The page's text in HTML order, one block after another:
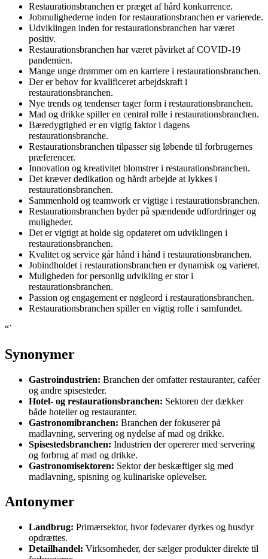
Restaurationsbranchen er præget af hård konkurrence.
Jobmulighederne inden for restaurationsbranchen er varierede.
Udviklingen inden for restaurationsbranchen har været
positiv.
Restaurationsbranchen har været påvirket af COVID-19
pandemien.
Mange unge drømmer om en karriere i restaurationsbranchen.
Der er behov for kvalificeret arbejdskraft i
restaurationsbranchen.
Nye trends og tendenser tager form i restaurationsbranchen.
Mad og drikke spiller en central rolle i restaurationsbranchen.
Bæredygtighed er en vigtig faktor i dagens
restaurationsbranche.
Restaurationsbranchen tilpasser sig løbende til forbrugernes
præferencer.
Innovation og kreativitet blomstrer i restaurationsbranchen.
Det kræver dedikation og hårdt arbejde at lykkes i
restaurationsbranchen.
Sammenhold og teamwork er vigtige i restaurationsbranchen.
Restaurationsbranchen byder på spændende udfordringer og
muligheder.
Det er vigtigt at holde sig opdateret om udviklingen i
restaurationsbranchen.
Kvalitet og service går hånd i hånd i restaurationsbranchen.
Jobindholdet i restaurationsbranchen er dynamisk og varieret.
Muligheden for personlig udvikling er stor i
restaurationsbranchen.
Passion og engagement er nøgleord i restaurationsbranchen.
Restaurationsbranchen spiller en vigtig rolle i samfundet.
“`
Synonymer
Gastroindustrien: Branchen der omfatter restauranter, caféer
og andre spisesteder.
Hotel- og restaurationsbranchen: Sektoren der dækker
både hoteller og restauranter.
Gastronomibranchen: Branchen der fokuserer på
madlavning, servering og nydelse af mad og drikke.
Spisestedsbranchen: Industrien der opererer med servering
og forbrug af mad og drikke.
Gastronomisektoren: Sektor der beskæftiger sig med
madlavning, spisning og kulinariske oplevelser.
Antonymer
Landbrug: Primærsektor, hvor fødevarer dyrkes og husdyr
opdrættes.
Detailhandel: Virksomheder, der sælger produkter direkte til